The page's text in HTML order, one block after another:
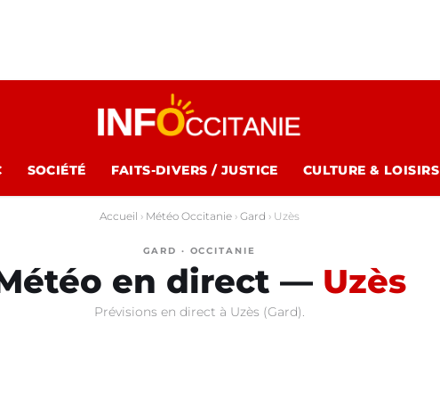
SOCIÉTÉ FAITS-DIVERS / JUSTICE CULTURE & LOISIRS
Accueil › Météo Occitanie› Gard › Uzès
GARD · OCCITANIE
en direct — Uzès
Prévisions en direct à Uzès (Gard).